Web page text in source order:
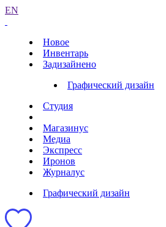
EN
Новое
Инвентарь
Задизайнено
Графический дизайн
Студия
Магазинус
Медиа
Экспресс
Иронов
Журналус
Графический дизайн